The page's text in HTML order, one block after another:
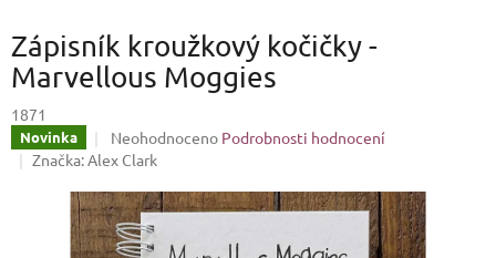
Zápisník kroužkový kočičky -
Marvellous Moggies
1871
Novinka
Průměrné
hodnocení
je
0,0
z
Neohodnoceno Podrobnosti hodnocení
Značka:Alex Clark